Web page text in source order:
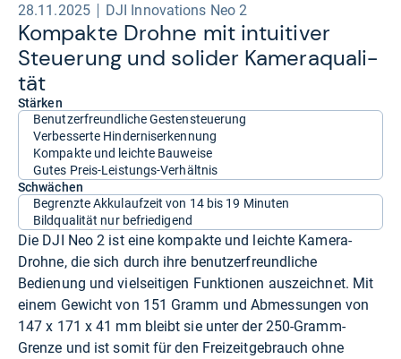
28.11.2025 DJI Innovations Neo 2
Kom­pakte Drohne mit intui­ti­ver
Steue­rung und soli­der Kame­raqua­li­
tät
Stärken
Benutzerfreundliche Gestensteuerung
Verbesserte Hinderniserkennung
Kompakte und leichte Bauweise
Gutes Preis-Leistungs-Verhältnis
Schwächen
Begrenzte Akkulaufzeit von 14 bis 19 Minuten
Bildqualität nur befriedigend
Die DJI Neo 2 ist eine kompakte und leichte Kamera-
Drohne, die sich durch ihre benutzerfreundliche
Bedienung und vielseitigen Funktionen auszeichnet. Mit
einem Gewicht von 151 Gramm und Abmessungen von
147 x 171 x 41 mm bleibt sie unter der 250-Gramm-
Grenze und ist somit für den Freizeitgebrauch ohne